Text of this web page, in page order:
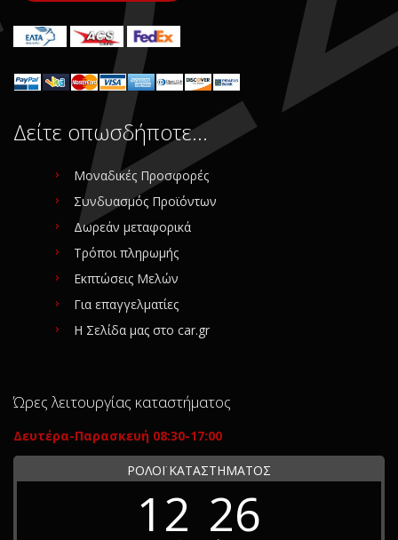
Δείτε οπωσδήποτε…
Μοναδικές Προσφορές
Συνδυασμός Προϊόντων
Δωρεάν μεταφορικά
Τρόποι πληρωμής
Εκπτώσεις Μελών
Για επαγγελματίες
Η Σελίδα μας στο car.gr
Ώρες λειτουργίας καταστήματος
Δευτέρα-Παρασκευή 08:30-17:00
ΡΟΛΟΪ ΚΑΤΑΣΤΗΜΑΤΟΣ
12 26